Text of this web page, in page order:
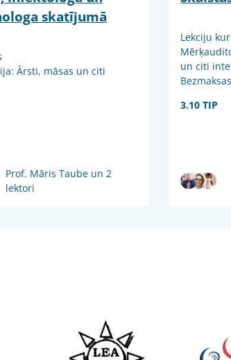
skatījumā
Ārsti, māsas un citi
Prof. Māris Taube un 2
lektori
Lekciju
un citi
Bezmaksas
3.10 TIP